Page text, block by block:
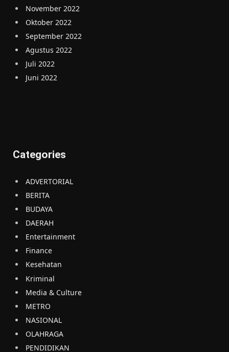
November 2022
Oktober 2022
September 2022
Agustus 2022
Juli 2022
Juni 2022
Categories
ADVERTORIAL
BERITA
BUDAYA
DAERAH
Entertainment
Finance
Kesehatan
Kriminal
Media & Culture
METRO
NASIONAL
OLAHRAGA
PENDIDIKAN